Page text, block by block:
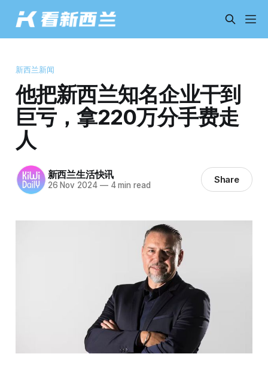
新西兰新闻
他把新西兰知名企业干到
巨亏，拿220万分手费走
人
新西兰生活快讯
26 Nov 2024 —4 min read Share